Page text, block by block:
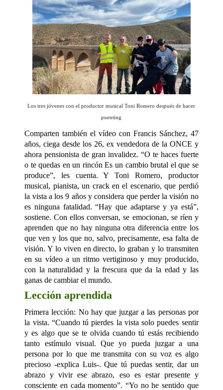
Los tres jóvenes con el productor musical Toni Romero después de hacer
puenting
Comparten también el vídeo con Francis Sánchez, 47
años, ciega desde los 26, ex vendedora de la ONCE y
ahora pensionista de gran invalidez. “O te haces fuerte
o te quedas en un rincón Es un cambio brutal el que se
produce”, les cuenta. Y Toni Romero, productor
musical, pianista, un crack en el escenario, que perdió
la vista a los 9 años y considera que perder la visión no
es ninguna fatalidad. “Hay que adaptarse y ya está”,
sostiene. Con ellos conversan, se emocionan, se ríen y
aprenden que no hay ninguna otra diferencia entre los
que ven y los que no, salvo, precisamente, esa falta de
visión. Y lo viven en directo, lo graban y lo transmiten
en su vídeo a un ritmo vertiginoso y muy producido,
con la naturalidad y la frescura que da la edad y las
ganas de cambiar el mundo.
Lección aprendida
Primera lección: No hay que juzgar a las personas por
la vista. “Cuando tú pierdes la vista solo puedes sentir
y es algo que se te olvida cuando tú estás recibiendo
tanto estímulo visual. Que yo pueda juzgar a una
persona por lo que me transmita con su voz es algo
precioso -explica Luis-. Que tú puedas sentir, dar un
abrazo y vivir ese abrazo, eso es estar presente y
consciente en cada momento”. “Yo no he sentido que